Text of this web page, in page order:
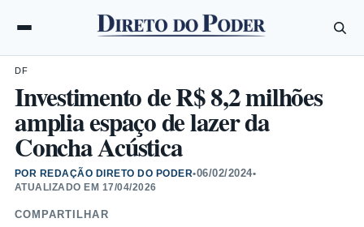
DF
Investimento de R$ 8,2 milhões
amplia espaço de lazer da
Concha Acústica
POR REDAÇÃO DIRETO DO PODER•06/02/2024•
ATUALIZADO EM 17/04/2026
COMPARTILHAR